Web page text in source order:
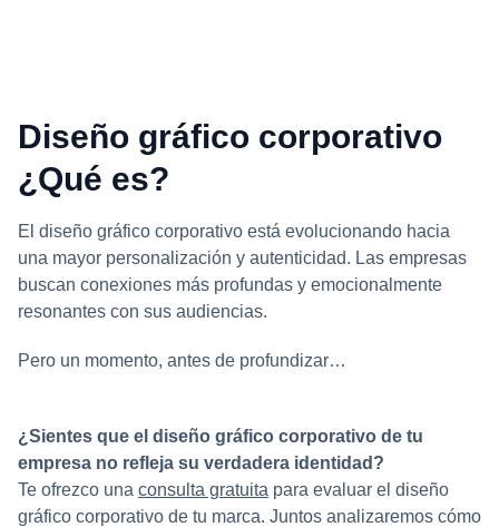
Diseño gráfico corporativo
¿Qué es?
El diseño gráfico corporativo está evolucionando hacia
una mayor personalización y autenticidad. Las empresas
buscan conexiones más profundas y emocionalmente
resonantes con sus audiencias.
Pero un momento, antes de profundizar…
¿Sientes que el diseño gráfico corporativo de tu
empresa no refleja su verdadera identidad?
Te ofrezco una consulta gratuita para evaluar el diseño
gráfico corporativo de tu marca. Juntos analizaremos cómo